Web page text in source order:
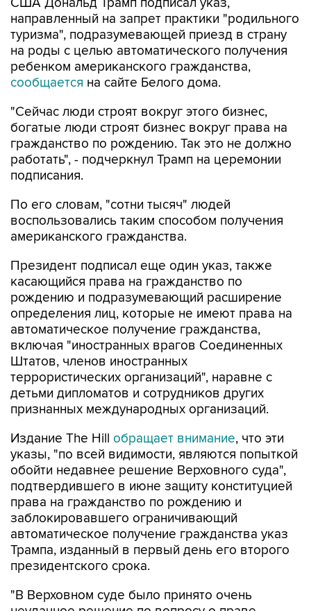
США Дональд Трамп подписал указ,
направленный на запрет практики "родильного
туризма", подразумевающей приезд в страну
на роды с целью автоматического получения
ребенком американского гражданства,
сообщается на сайте Белого дома.
"Сейчас люди строят вокруг этого бизнес,
богатые люди строят бизнес вокруг права на
гражданство по рождению. Так это не должно
работать", - подчеркнул Трамп на церемонии
подписания.
По его словам, "сотни тысяч" людей
воспользовались таким способом получения
американского гражданства.
Президент подписал еще один указ, также
касающийся права на гражданство по
рождению и подразумевающий расширение
определения лиц, которые не имеют права на
автоматическое получение гражданства,
включая "иностранных врагов Соединенных
Штатов, членов иностранных
террористических организаций", наравне с
детьми дипломатов и сотрудников других
признанных международных организаций.
Издание The Hill обращает внимание, что эти
указы, "по всей видимости, являются попыткой
обойти недавнее решение Верховного суда",
подтвердившего в июне защиту конституцией
права на гражданство по рождению и
заблокировавшего ограничивающий
автоматическое получение гражданства указ
Трампа, изданный в первый день его второго
президентского срока.
"В Верховном суде было принято очень